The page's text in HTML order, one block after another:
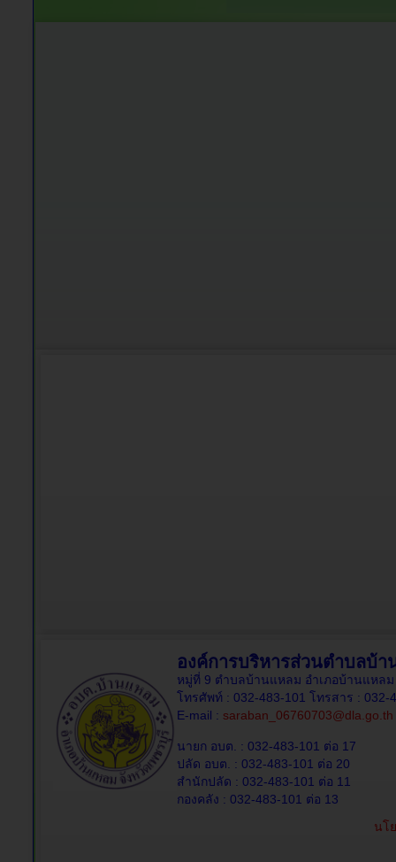
องค์การบริหารส่วนตำบลบ้า
หมู่ที่ 9 ตำบลบ้านแหลม อำเภอบ้านแหลม
โทรศัพท์ : 032-483-101 โทรสาร : 032-
E-mail : saraban_06760703@dla.go.th
นายก อบต. : 032-483-101 ต่อ 17
ปลัด อบต. : 032-483-101 ต่อ 20
สำนักปลัด : 032-483-101 ต่อ 11
กองคลัง : 032-483-101 ต่อ 13
นโ